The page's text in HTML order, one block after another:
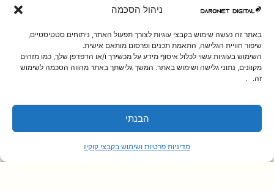
ניהול הסכמה
באתר זה נעשה שימוש בקבצי עוגיות לצורך תפעול האתר, ניתוחים סטטיסטיים,
שיפור חוויית הגלישה, התאמת תכנים ופרסום מותאם אישית.
השימוש בעוגיות עשוי לכלול איסוף מידע על מכשירך ו/או הדפדפן שלך, כמו מזהים
מקוונים, נתוני גלישה ושימוש באתר. המשך גלישתך באתר מהווה הסכמה לשימוש
זה. .
הבנתי
מדיניות פרטיות ושימוש בקבצי קוקיז